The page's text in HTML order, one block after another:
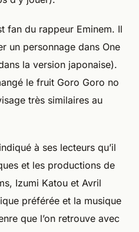
fan du rappeur Eminem. Il
un personnage dans One
la version japonaise).
le fruit Goro Goro no
très similaires au
à ses lecteurs qu’il
et les productions de
Izumi Katou et Avril
préférée et la musique
que l’on retrouve avec